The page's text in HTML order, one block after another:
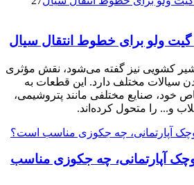
گیت ولو برای خطوط انتقال سیال
کشویی نیز گفته می‌شود، نقش مؤثری
مختلف دارد. این قطعات به
خود، صنایع مختلفی مانند پتروشیمی،
و... را متحول کرده‌اند.
آپارتمانی، چه جکوزی مناسب